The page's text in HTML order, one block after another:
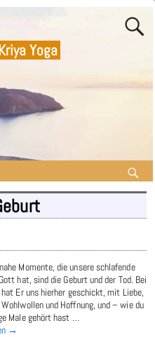
Yoga
Momente, die unsere schlafende
hat, sind die Geburt und der Tod. Bei
Er uns hierher geschickt, mit Liebe,
und Hoffnung, und – wie du
Male gehört hast …
→